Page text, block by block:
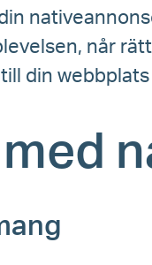
når
din